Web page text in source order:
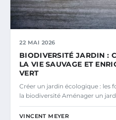
22 MAI 2026
BIODIVERSITÉ JARDIN :
LA VIE SAUVAGE ET
VERT
Créer un jardin écologique : les
la biodiversité Aménager un
VINCENT MEYER